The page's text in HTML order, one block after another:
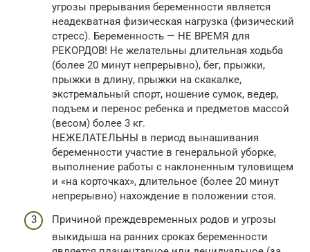
угрозы прерывания беременности является
неадекватная физическая нагрузка (физический
стресс). Беременность — НЕ ВРЕМЯ для
РЕКОРДОВ! Не желательны длительная ходьба
(более 20 минут непрерывно), бег, прыжки,
прыжки в длину, прыжки на скакалке,
экстремальный спорт, ношение сумок, ведер,
подъем и перенос ребенка и предметов массой
(весом) более 3 кг.
НЕЖЕЛАТЕЛЬНЫ в период вынашивания
беременности участие в генеральной уборке,
выполнение работы с наклоненным туловищем
и «на корточках», длительное (более 20 минут
непрерывно) нахождение в положении стоя.
Причиной преждевременных родов и угрозы
выкидыша на ранних сроках беременности